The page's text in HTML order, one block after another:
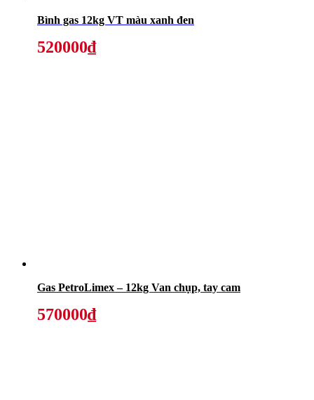
Bình gas 12kg VT màu xanh đen
520000₫
Gas PetroLimex – 12kg Van chụp, tay cam
570000₫